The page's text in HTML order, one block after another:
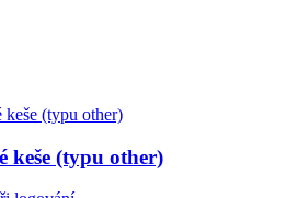
keše (typu other)